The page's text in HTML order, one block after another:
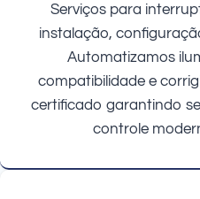
Serviços para
instalação,
Automatizamos
compatibilidade e
certificado garantindo
controle